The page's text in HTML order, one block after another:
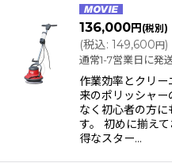
136,000円 (税別)
(税込: 149,600円)
通常1-7営業日に発
作業効率とクリ
来のポリッシャ
なく初心者の方
す。 初めに揃え
得なスター…